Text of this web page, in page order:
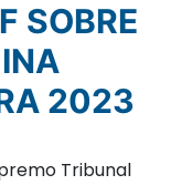
2023
Tribunal